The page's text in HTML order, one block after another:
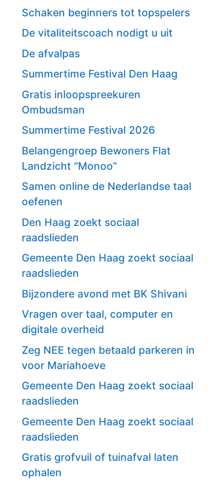
Schaken beginners tot topspelers
De vitaliteitscoach nodigt u uit
De afvalpas
Summertime Festival Den Haag
Gratis inloopspreekuren
Ombudsman
Summertime Festival 2026
Belangengroep Bewoners Flat
Landzicht “Monoo”
Samen online de Nederlandse taal
oefenen
Den Haag zoekt sociaal
raadslieden
Gemeente Den Haag zoekt sociaal
raadslieden
Bijzondere avond met BK Shivani
Vragen over taal, computer en
digitale overheid
Zeg NEE tegen betaald parkeren in
voor Mariahoeve
Gemeente Den Haag zoekt sociaal
raadslieden
Gemeente Den Haag zoekt sociaal
raadslieden
Gratis grofvuil of tuinafval laten
ophalen